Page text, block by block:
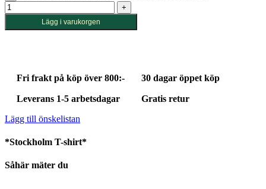
Lägg i varukorgen
Fri frakt på köp över 800:- 30 dagar öppet köp
Leverans 1-5 arbetsdagar
Gratis retur
Lägg till önskelistan
*Stockholm T-shirt*
Såhär mäter du